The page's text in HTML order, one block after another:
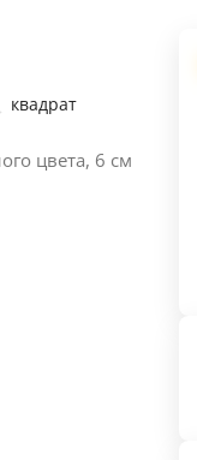
квадрат
цвета, 6 см